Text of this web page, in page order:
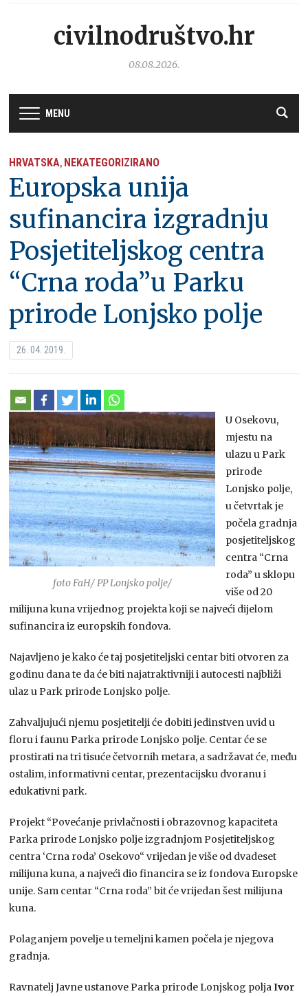
civilnodruštvo.hr
08.08.2026.
MENU
HRVATSKA, NEKATEGORIZIRANO
Europska unija
sufinancira izgradnju
Posjetiteljskog centra
“Crna roda”u Parku
prirode Lonjsko polje
26. 04. 2019.
foto FaH/ PP Lonjsko polje/
U Osekovu,
mjestu na
ulazu u Park
prirode
Lonjsko polje,
u četvrtak je
počela gradnja
posjetiteljskog
centra “Crna
roda” u sklopu
više od 20
milijuna kuna vrijednog projekta koji se najveći dijelom
sufinancira iz europskih fondova.
Najavljeno je kako će taj posjetiteljski centar biti otvoren za
godinu dana te da će biti najatraktivniji i autocesti najbliži
ulaz u Park prirode Lonjsko polje.
Zahvaljujući njemu posjetitelji će dobiti jedinstven uvid u
floru i faunu Parka prirode Lonjsko polje. Centar će se
prostirati na tri tisuće četvornih metara, a sadržavat će, među
ostalim, informativni centar, prezentacijsku dvoranu i
edukativni park.
Projekt “Povećanje privlačnosti i obrazovnog kapaciteta
Parka prirode Lonjsko polje izgradnjom Posjetiteljskog
centra ‘Crna roda’ Osekovo“ vrijedan je više od dvadeset
milijuna kuna, a najveći dio financira se iz fondova Europske
unije. Sam centar “Crna roda” bit će vrijedan šest milijuna
kuna.
Polaganjem povelje u temeljni kamen počela je njegova
gradnja.
Ravnatelj Javne ustanove Parka prirode Lonjskog poljaIvor